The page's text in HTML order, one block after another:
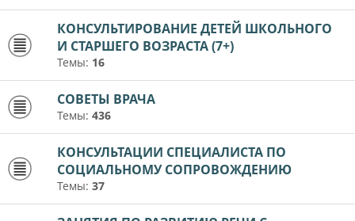
КОНСУЛЬТИРОВАНИЕ ДЕТЕЙ ШКОЛЬНОГО
И СТАРШЕГО ВОЗРАСТА (7+)
Темы: 16
СОВЕТЫ ВРАЧА
Темы: 436
КОНСУЛЬТАЦИИ СПЕЦИАЛИСТА ПО
СОЦИАЛЬНОМУ СОПРОВОЖДЕНИЮ
Темы: 37